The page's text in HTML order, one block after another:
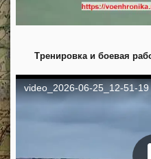
Тренировка и боевая